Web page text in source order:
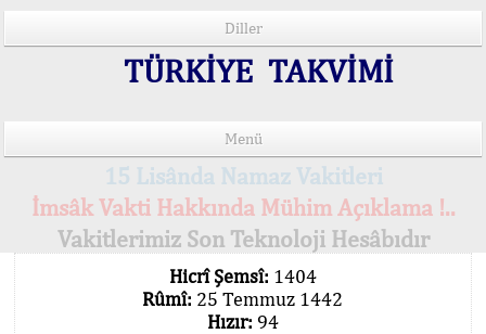
Diller
TÜRKİYE TAKVİMİ
Menü
15 Lisânda Namaz Vakitleri
İmsâk Vakti Hakkında Mühim Açıklama !..
Vakitlerimiz Son Teknoloji Hesâbıdır
Hicrî Şemsî: 1404
Rûmî: 25 Temmuz 1442
Hızır: 94